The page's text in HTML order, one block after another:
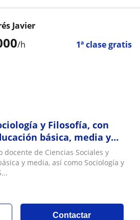
/h 1ª clase gratis
Javier
y Filosofía, con
básica, media y
sociales y filosofía
docente de Ciencias Sociales y
y media, así como Sociología y
Contactar